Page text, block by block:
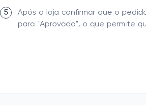
5
Após a loja confirmar que o
para "Aprovado", o que permite